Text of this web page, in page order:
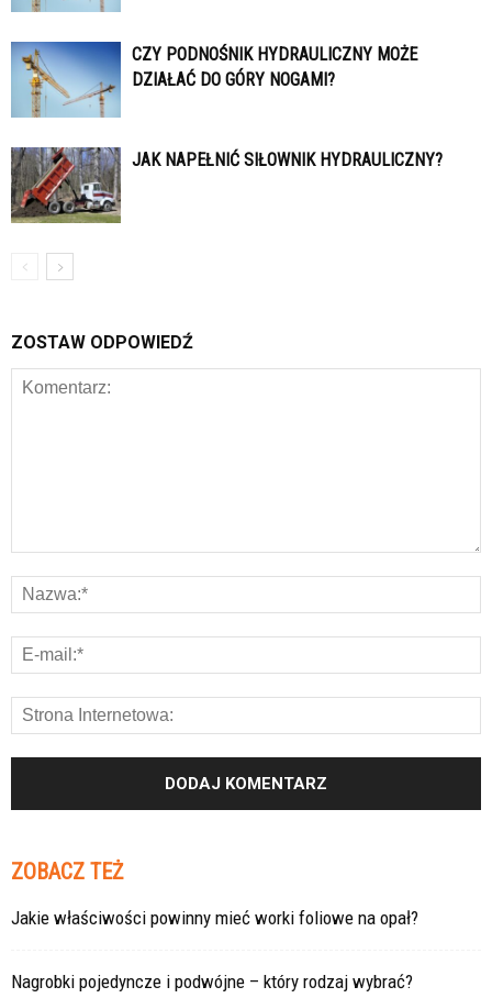
CZY PODNOŚNIK HYDRAULICZNY MOŻE
DZIAŁAĆ DO GÓRY NOGAMI?
JAK NAPEŁNIĆ SIŁOWNIK HYDRAULICZNY?
ZOSTAW ODPOWIEDŹ
ZOBACZ TEŻ
Jakie właściwości powinny mieć worki foliowe na opał?
Nagrobki pojedyncze i podwójne – który rodzaj wybrać?